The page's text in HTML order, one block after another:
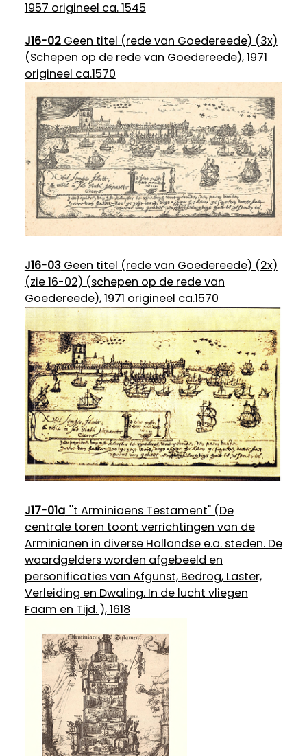
1957 origineel ca. 1545
J16-02Geen titel (rede van Goedereede) (3x)
(Schepen op de rede van Goedereede), 1971
origineel ca.1570
J16-03Geen titel (rede van Goedereede) (2x)
(zie 16-02) (schepen op de rede van
Goedereede), 1971 origineel ca.1570
J17-01a"'t Arminiaens Testament" (De
centrale toren toont verrichtingen van de
Arminianen in diverse Hollandse e.a. steden. De
waardgelders worden afgebeeld en
personificaties van Afgunst, Bedrog, Laster,
Verleiding en Dwaling. In de lucht vliegen
Faam en Tijd. ), 1618